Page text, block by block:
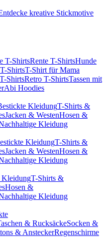
kreative Stickmotive
T-ShirtsRente T-ShirtsHunde
ShirtsT-Shirt für Mama
ShirtsRetro T-ShirtsTassen mit
Abi Hoodies
KleidungT-Shirts &
Jacken & WestenHosen &
Kleidung
KleidungT-Shirts &
Jacken & WestenHosen &
Kleidung
KleidungT-Shirts &
Hosen &
Kleidung
& RucksäckeSocken &
& AnsteckerRegenschirme